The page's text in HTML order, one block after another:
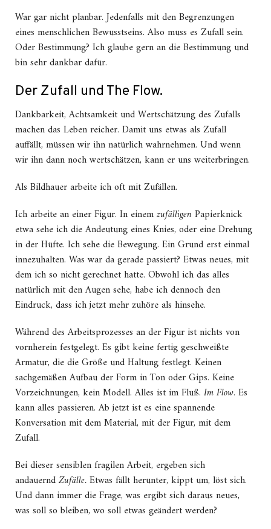
War gar nicht planbar. Jedenfalls mit den Begrenzungen
eines menschlichen Bewusstseins. Also muss es Zufall sein.
Oder Bestimmung? Ich glaube gern an die Bestimmung und
bin sehr dankbar dafür.
Der Zufall und The Flow.
Dankbarkeit, Achtsamkeit und Wertschätzung des Zufalls
machen das Leben reicher. Damit uns etwas als Zufall
auffällt, müssen wir ihn natürlich wahrnehmen. Und wenn
wir ihn dann noch wertschätzen, kann er uns weiterbringen.
Als Bildhauer arbeite ich oft mit Zufällen.
Ich arbeite an einer Figur. In einemzufälligen Papierknick
etwa sehe ich die Andeutung eines Knies, oder eine Drehung
in der Hüfte. Ich sehe die Bewegung. Ein Grund erst einmal
innezuhalten. Was war da gerade passiert? Etwas neues, mit
dem ich so nicht gerechnet hatte. Obwohl ich das alles
natürlich mit den Augen sehe, habe ich dennoch den
Eindruck, dass ich jetzt mehr zuhöre als hinsehe.
Während des Arbeitsprozesses an der Figur ist nichts von
vornherein festgelegt. Es gibt keine fertig geschweißte
Armatur, die die Größe und Haltung festlegt. Keinen
sachgemäßen Aufbau der Form in Ton oder Gips. Keine
Vorzeichnungen, kein Modell. Alles ist im Fluß. Im Flow. Es
kann alles passieren. Ab jetzt ist es eine spannende
Konversation mit dem Material, mit der Figur, mit dem
Zufall.
Bei dieser sensiblen fragilen Arbeit, ergeben sich
andauerndZufälle.Etwas fällt herunter, kippt um, löst sich.
Und dann immer die Frage, was ergibt sich daraus neues,
was soll so bleiben, wo soll etwas geändert werden?